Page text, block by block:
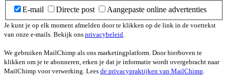
E-mail Directe post Aangepaste online advertenties
Je kunt je op elk moment afmelden door te klikken op de link in de voettekst
van onze e-mails. Bekijk ons privacybeleid.
We gebruiken MailChimp als ons marketingplatform. Door hierboven te
klikken om je te abonneren, erken je dat je informatie wordt overgebracht naar
MailChimp voor verwerking. Lees de privacypraktijken van MailChimp.